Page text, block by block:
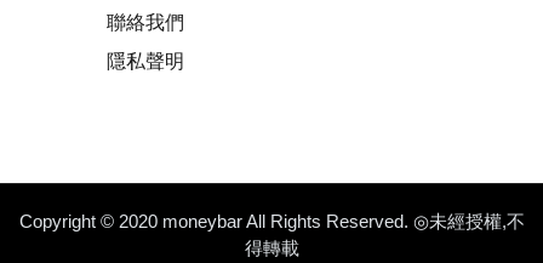
聯絡我們
隱私聲明
Copyright © 2020 moneybar All Rights Reserved. ◎未經授權,不
得轉載